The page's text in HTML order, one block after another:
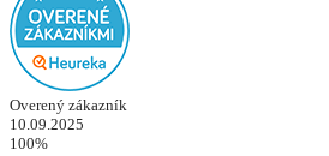
Overený zákazník
10.09.2025
100%